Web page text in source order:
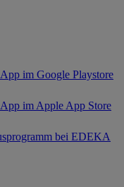
im Google Playstore
im Apple App Store
bei EDEKA